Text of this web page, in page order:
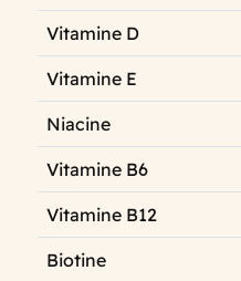
Vitamine D
Vitamine E
Niacine
Vitamine B6
Vitamine B12
Biotine